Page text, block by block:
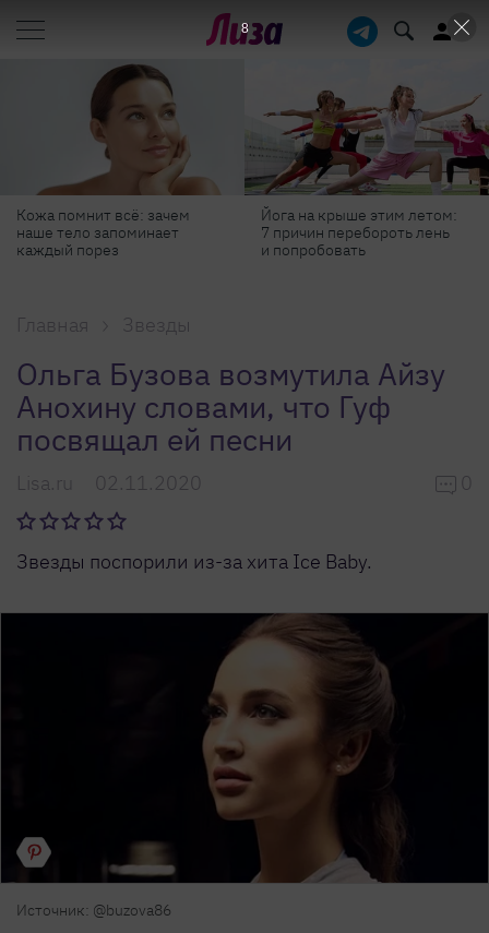
Йога на крыше этим летом:
7 причин перебороть лень
и попробовать
Готовь как шеф-повар: 6
профессиональных
секретов, которые помогут
Главная Звезды
Ольга Бузова возмутила Айзу
Анохину словами, что Гуф
посвящал ей песни
Lisa.ru 02.11.2020 0
Звезды поспорили из-за хита Ice Baby.
Источник: @buzova86
7